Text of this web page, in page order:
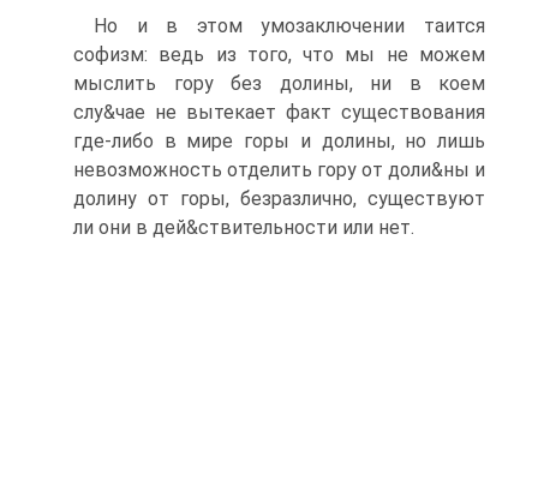
Но и в этом умозаключении таится
софизм: ведь из того, что мы не можем
мыслить гору без долины, ни в коем
слу&чае не вытекает факт существования
где-либо в мире горы и долины, но лишь
невозможность отделить гору от доли&ны и
долину от горы, безразлично, существуют
ли они в дей&ствительности или нет.